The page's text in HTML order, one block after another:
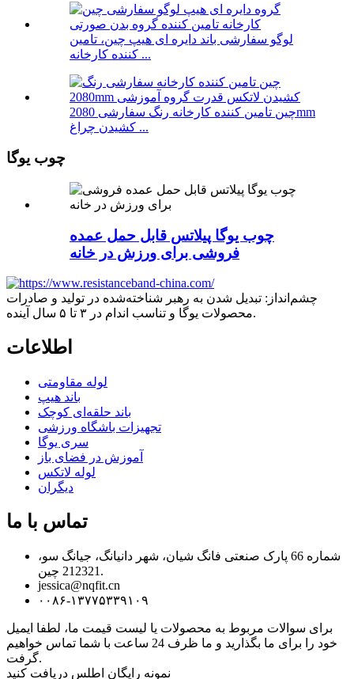
لوگو سفارشی باند دایره ای هیپ چین، تامین
کننده کارخانه ...
چین تامین کننده کارخانه رنگ سفارشی 2080mm
کشیدن چراغ ...
چوب یوگا
چوب یوگا پیلاتس قابل حمل عمده
فروشی برای ورزش در خانه
چشم‌انداز: تبدیل شدن به رهبر شناخته‌شده در تولید و صادرات
محصولات یوگا و تناسب اندام در ۳ تا ۵ سال آینده.
اطلاعات
لوله مقاومتی
باند هیپ
باند حلقه‌ای کوچک
تجهیزات باشگاه ورزشی
سری یوگا
آموزش در فضای باز
لوله لاتکس
دیگران
تماس با ما
شماره 66 پارک صنعتی فانگ شیان، شهر دانیانگ، جیانگ سو،
212321 چین.
jessica@nqfit.cn
۰۰۸۶-۱۳۷۷۵۳۳۹۱۰۹
برای سوالات مربوط به محصولات یا لیست قیمت ما، لطفا ایمیل
خود را برای ما بگذارید و ما ظرف 24 ساعت با شما تماس خواهیم
گرفت.
نمونه رایگان اطلس دریافت کنید